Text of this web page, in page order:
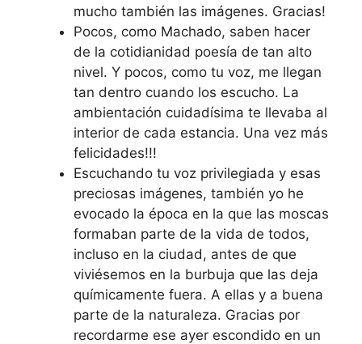
mucho también las imágenes. Gracias!
Pocos, como Machado, saben hacer
de la cotidianidad poesía de tan alto
nivel. Y pocos, como tu voz, me llegan
tan dentro cuando los escucho. La
ambientación cuidadísima te llevaba al
interior de cada estancia. Una vez más
felicidades!!!
Escuchando tu voz privilegiada y esas
preciosas imágenes, también yo he
evocado la época en la que las moscas
formaban parte de la vida de todos,
incluso en la ciudad, antes de que
viviésemos en la burbuja que las deja
químicamente fuera. A ellas y a buena
parte de la naturaleza. Gracias por
recordarme ese ayer escondido en un